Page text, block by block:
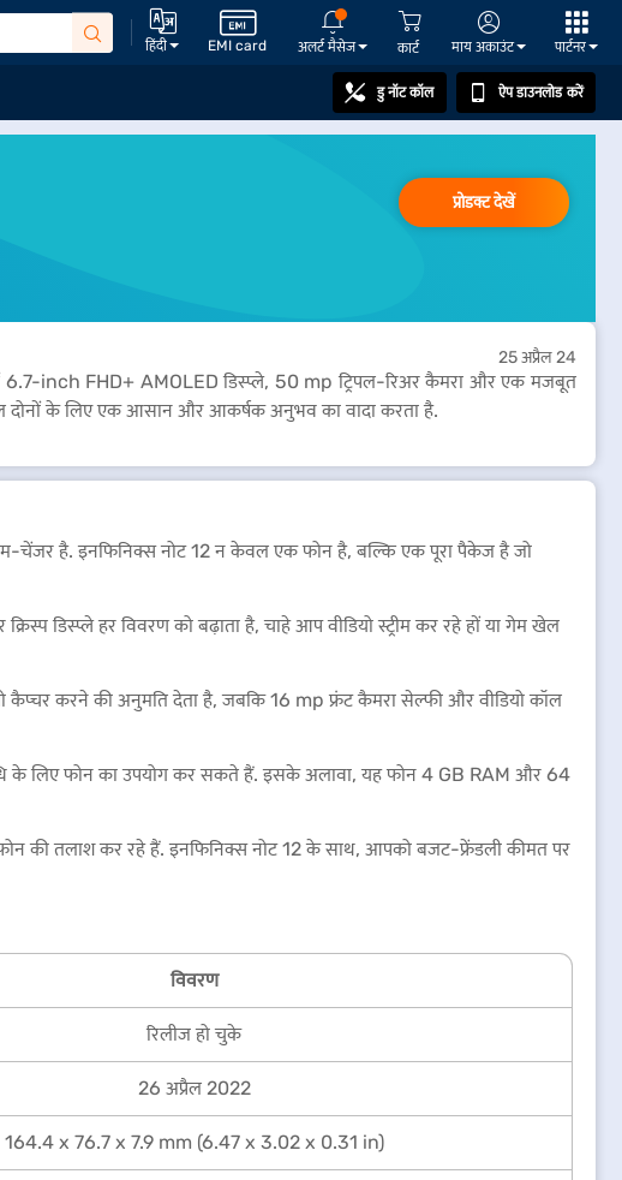
हिंदी EMI card अलर्ट मैसेज कार्ट माय अकाउंट पार्टनर
डु नॉट कॉल ऐप डाउनलोड करें
प्रोडक्ट देखें
25 अप्रैल 24
6.7-inch FHD+ AMOLED डिस्प्ले, 50 mp ट्रिपल-रिअर कैमरा और एक मजबूत
दोनों के लिए एक आसान और आकर्षक अनुभव का वादा करता है.
चेंजर है. इनफिनिक्स नोट 12 न केवल एक फोन है, बल्कि एक पूरा पैकेज है जो
डिस्प्ले हर विवरण को बढ़ाता है, चाहे आप वीडियो स्ट्रीम कर रहे हों या गेम खेल
करने की अनुमति देता है, जबकि 16 mp फ्रंट कैमरा सेल्फी और वीडियो कॉल
के लिए फोन का उपयोग कर सकते हैं. इसके अलावा, यह फोन 4 GB RAM और 64
की तलाश कर रहे हैं. इनफिनिक्स नोट 12 के साथ, आपको बजट-फ्रेंडली कीमत पर
विवरण
रिलीज हो चुके
26 अप्रैल 2022
164.4 x 76.7 x 7.9 mm (6.47 x 3.02 x 0.31 in)